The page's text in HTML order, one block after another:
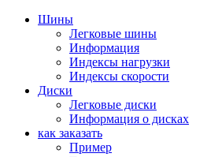
Шины
Легковые шины
Информация
Индексы нагрузки
Индексы скорости
Диски
Легковые диски
Информация о дисках
как заказать
Пример